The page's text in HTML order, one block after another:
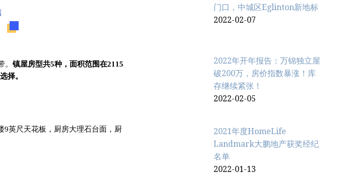
镇屋房型共5种，面积范围在2115
择。
9英尺天花板，厨房大理石台面，厨
门口，中城区Eglinton新地标
2022-02-07
2022年开年报告：万锦独立屋
破200万，房价指数暴涨！库
存继续紧张！
2022-02-05
2021年度HomeLife
Landmark大鹏地产获奖经纪
名单
2022-01-13